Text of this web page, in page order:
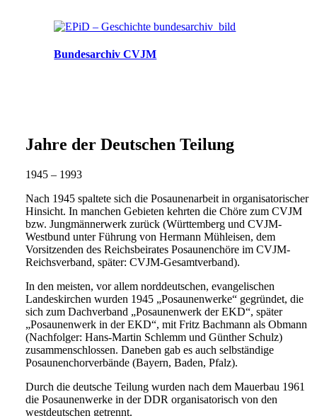
Bundesarchiv CVJM
Jahre der Deutschen Teilung
1945 – 1993
Nach 1945 spaltete sich die Posaunenarbeit in organisatorischer
Hinsicht. In manchen Gebieten kehrten die Chöre zum CVJM
bzw. Jungmännerwerk zurück (Württemberg und CVJM-
Westbund unter Führung von Hermann Mühleisen, dem
Vorsitzenden des Reichsbeirates Posaunenchöre im CVJM-
Reichsverband, später: CVJM-Gesamtverband).
In den meisten, vor allem norddeutschen, evangelischen
Landeskirchen wurden 1945 „Posaunenwerke“ gegründet, die
sich zum Dachverband „Posaunenwerk der EKD“, später
„Posaunenwerk in der EKD“, mit Fritz Bachmann als Obmann
(Nachfolger: Hans-Martin Schlemm und Günther Schulz)
zusammenschlossen. Daneben gab es auch selbständige
Posaunenchorverbände (Bayern, Baden, Pfalz).
Durch die deutsche Teilung wurden nach dem Mauerbau 1961
die Posaunenwerke in der DDR organisatorisch von den
westdeutschen getrennt.